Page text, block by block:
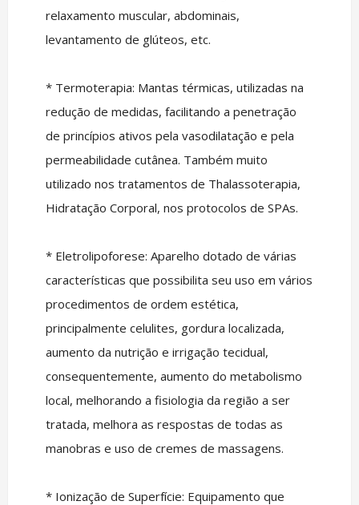
relaxamento muscular, abdominais,
levantamento de glúteos, etc.
* Termoterapia: Mantas térmicas, utilizadas na
redução de medidas, facilitando a penetração
de princípios ativos pela vasodilatação e pela
permeabilidade cutânea. Também muito
utilizado nos tratamentos de Thalassoterapia,
Hidratação Corporal, nos protocolos de SPAs.
* Eletrolipoforese: Aparelho dotado de várias
características que possibilita seu uso em vários
procedimentos de ordem estética,
principalmente celulites, gordura localizada,
aumento da nutrição e irrigação tecidual,
consequentemente, aumento do metabolismo
local, melhorando a fisiologia da região a ser
tratada, melhora as respostas de todas as
manobras e uso de cremes de massagens.
* Ionização de Superfície: Equipamento que